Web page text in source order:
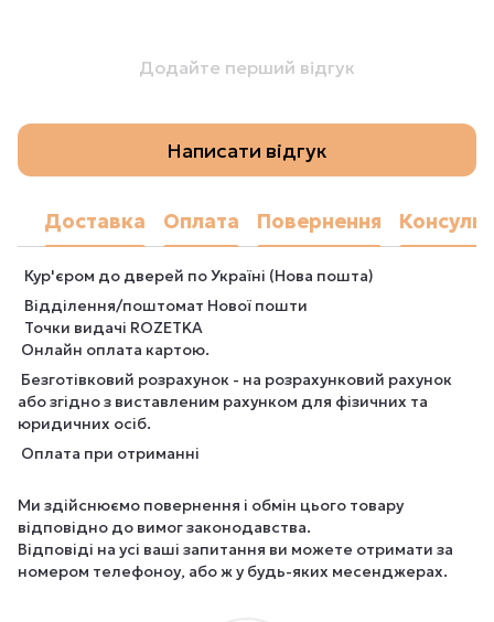
Додайте перший відгук
Написати відгук
Доставка Оплата Повернення
Кур'єром до дверей по Україні (Нова пошта)
Відділення/поштомат Нової пошти
Точки видачі ROZETKA
Онлайн оплата картою.
Безготівковий розрахунок - на розрахунковий рахунок
або згідно з виставленим рахунком для фізичних та
юридичних осіб.
Оплата при отриманні
Ми здійснюємо повернення і обмін цього товару
відповідно до вимог законодавства.
Відповіді на усі ваші запитання ви можете отримати за
номером телефоноу, або ж у будь-яких месенджерах.